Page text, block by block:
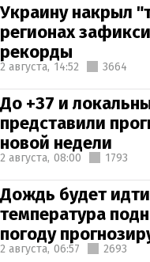
Украину накрыл
регионах
рекорды
2 августа, 14:52 3664
До +37 и
представили
новой недели
2 августа, 08:00 1793
Дождь будет
температура
погоду
2 августа, 06:57 2693